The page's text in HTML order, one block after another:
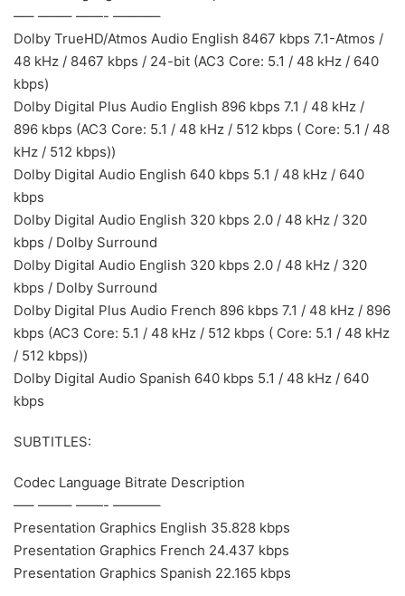
—– ——– ——- ———–
Dolby TrueHD/Atmos Audio English 8467 kbps 7.1-Atmos /
48 kHz / 8467 kbps / 24-bit (AC3 Core: 5.1 / 48 kHz / 640
kbps)
Dolby Digital Plus Audio English 896 kbps 7.1 / 48 kHz /
896 kbps (AC3 Core: 5.1 / 48 kHz / 512 kbps ( Core: 5.1 / 48
kHz / 512 kbps))
Dolby Digital Audio English 640 kbps 5.1 / 48 kHz / 640
kbps
Dolby Digital Audio English 320 kbps 2.0 / 48 kHz / 320
kbps / Dolby Surround
Dolby Digital Audio English 320 kbps 2.0 / 48 kHz / 320
kbps / Dolby Surround
Dolby Digital Plus Audio French 896 kbps 7.1 / 48 kHz / 896
kbps (AC3 Core: 5.1 / 48 kHz / 512 kbps ( Core: 5.1 / 48 kHz
/ 512 kbps))
Dolby Digital Audio Spanish 640 kbps 5.1 / 48 kHz / 640
kbps
SUBTITLES:
Codec Language Bitrate Description
—– ——– ——- ———–
Presentation Graphics English 35.828 kbps
Presentation Graphics French 24.437 kbps
Presentation Graphics Spanish 22.165 kbps